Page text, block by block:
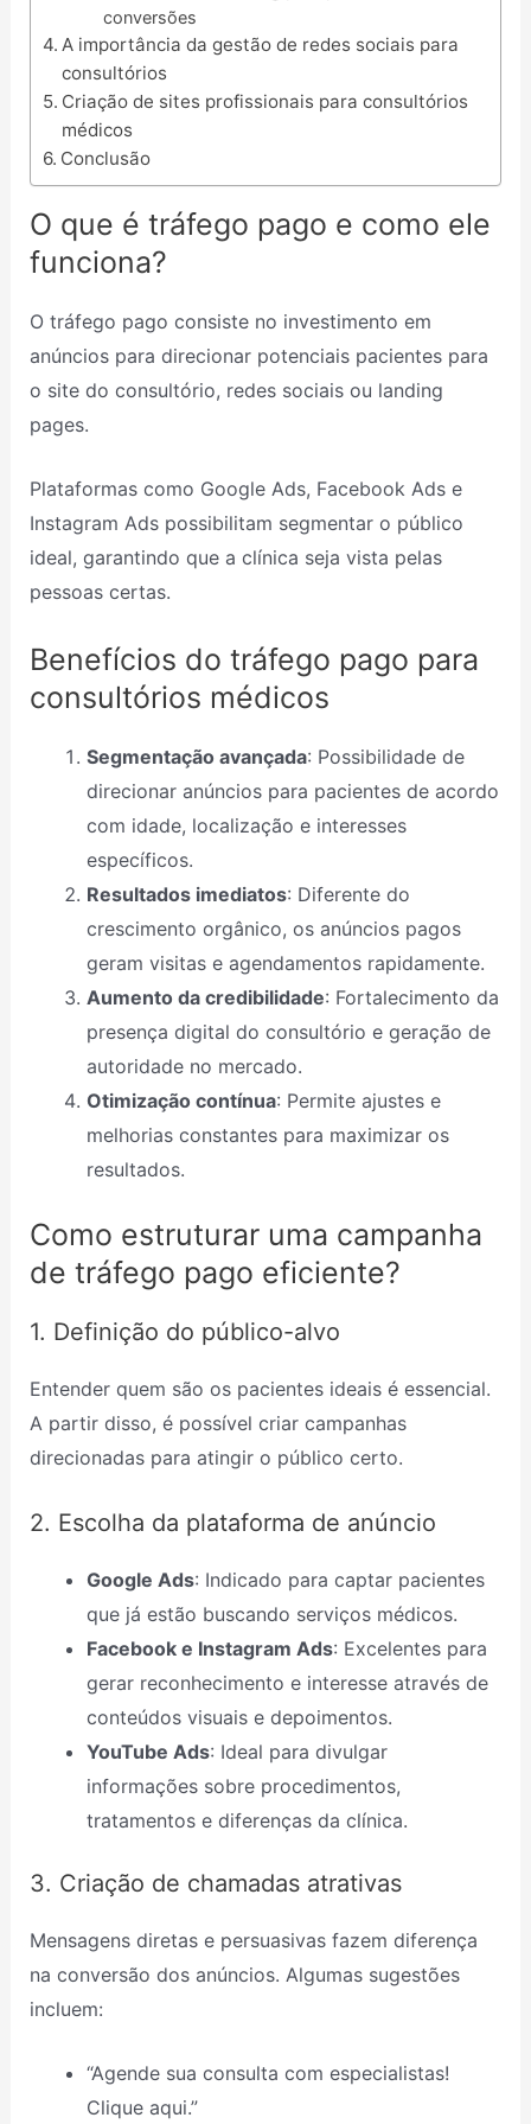
conversões
A importância da gestão de redes sociais para
consultórios
Criação de sites profissionais para consultórios
médicos
Conclusão
O que é tráfego pago e como ele
funciona?
O tráfego pago consiste no investimento em
anúncios para direcionar potenciais pacientes para
o site do consultório, redes sociais ou landing
pages.
Plataformas como Google Ads, Facebook Ads e
Instagram Ads possibilitam segmentar o público
ideal, garantindo que a clínica seja vista pelas
pessoas certas.
Benefícios do tráfego pago para
consultórios médicos
Segmentação avançada: Possibilidade de
direcionar anúncios para pacientes de acordo
com idade, localização e interesses
específicos.
Resultados imediatos: Diferente do
crescimento orgânico, os anúncios pagos
geram visitas e agendamentos rapidamente.
Aumento da credibilidade: Fortalecimento da
presença digital do consultório e geração de
autoridade no mercado.
Otimização contínua: Permite ajustes e
melhorias constantes para maximizar os
resultados.
Como estruturar uma campanha
de tráfego pago eficiente?
1. Definição do público-alvo
Entender quem são os pacientes ideais é essencial.
A partir disso, é possível criar campanhas
direcionadas para atingir o público certo.
2. Escolha da plataforma de anúncio
Google Ads: Indicado para captar pacientes
que já estão buscando serviços médicos.
Facebook e Instagram Ads: Excelentes para
gerar reconhecimento e interesse através de
conteúdos visuais e depoimentos.
YouTube Ads: Ideal para divulgar
informações sobre procedimentos,
tratamentos e diferenças da clínica.
3. Criação de chamadas atrativas
Mensagens diretas e persuasivas fazem diferença
na conversão dos anúncios. Algumas sugestões
incluem:
“Agende sua consulta com especialistas!
Clique aqui.”